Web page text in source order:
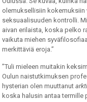
olemuksellisiin kokemuksiin
seksuaalisuuden kontrolli.
aivan erilaista, koska pelko
vaikuta miehen
merkittäviä eroja.”
”Tuli mieleen muitakin
Oulun naistutkimuksen
hysterian olen muuttanut
koska halusin antaa termille